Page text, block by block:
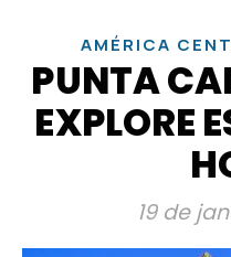
AMÉRICA
PUNTA
EXPLORE
19 de